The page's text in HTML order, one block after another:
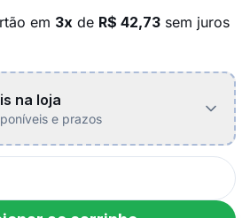
em 3x de R$ 42,73 sem juros
na loja
e prazos